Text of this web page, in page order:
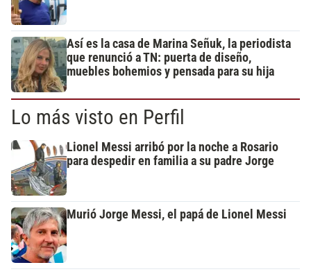
Así es la casa de Marina Señuk, la periodista
que renunció a TN: puerta de diseño,
muebles bohemios y pensada para su hija
Lo más visto en Perfil
Lionel Messi arribó por la noche a Rosario
para despedir en familia a su padre Jorge
Murió Jorge Messi, el papá de Lionel Messi